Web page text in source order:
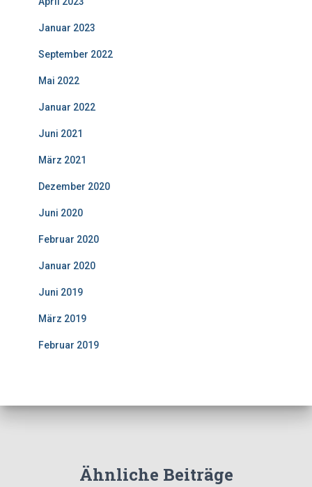
Januar 2023
September 2022
Mai 2022
Januar 2022
Juni 2021
März 2021
Dezember 2020
Juni 2020
Februar 2020
Januar 2020
Juni 2019
März 2019
Februar 2019
Ähnliche Beiträge